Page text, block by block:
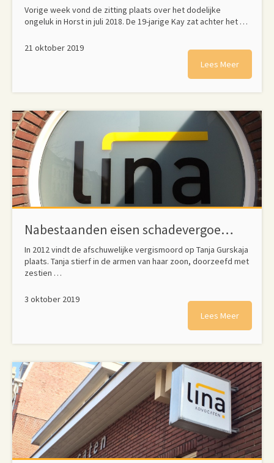
Vorige week vond de zitting plaats over het dodelijke
ongeluk in Horst in juli 2018. De 19-jarige Kay zat achter het …
21 oktober 2019
Lees Meer
Nabestaanden eisen schadevergoeding na vergismoord
In 2012 vindt de afschuwelijke vergismoord op Tanja Gurskaja
plaats. Tanja stierf in de armen van haar zoon, doorzeefd met
zestien …
3 oktober 2019
Lees Meer